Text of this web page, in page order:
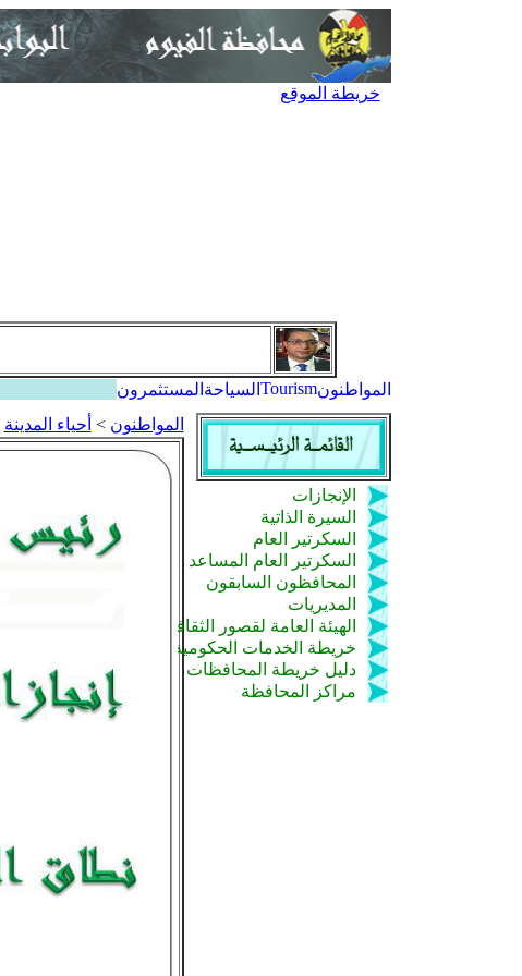
خريطة الموقع
المواطنونTourism السياحة المستثمرون
الإنجازات
السيرة الذاتية
السكرتير العام
السكرتير العام المساعد
المحافظون السابقون
المديريات
الهيئة العامة لقصور الثقافة
خريطة الخدمات الحكومية
دليل خريطة المحافظات
مراكز المحافظة
المواطنون > أحياء المدينة